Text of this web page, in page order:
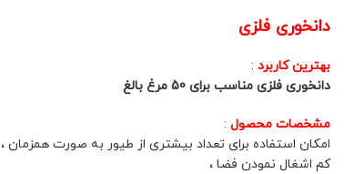
دانخوری فلزی
بهترین کاربرد :
دانخوری فلزی مناسب برای 50 مرغ بالغ
مشخصات محصول :
امکان استفاده برای تعداد بیشتری از طیور به صورت همزمان ،
کم اشغال نمودن فضا ،